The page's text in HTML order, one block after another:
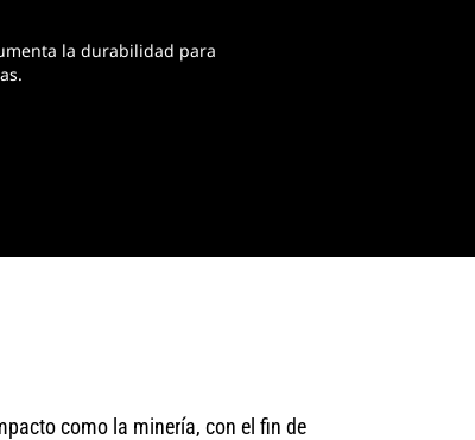
la durabilidad para
como la minería, con el fin de